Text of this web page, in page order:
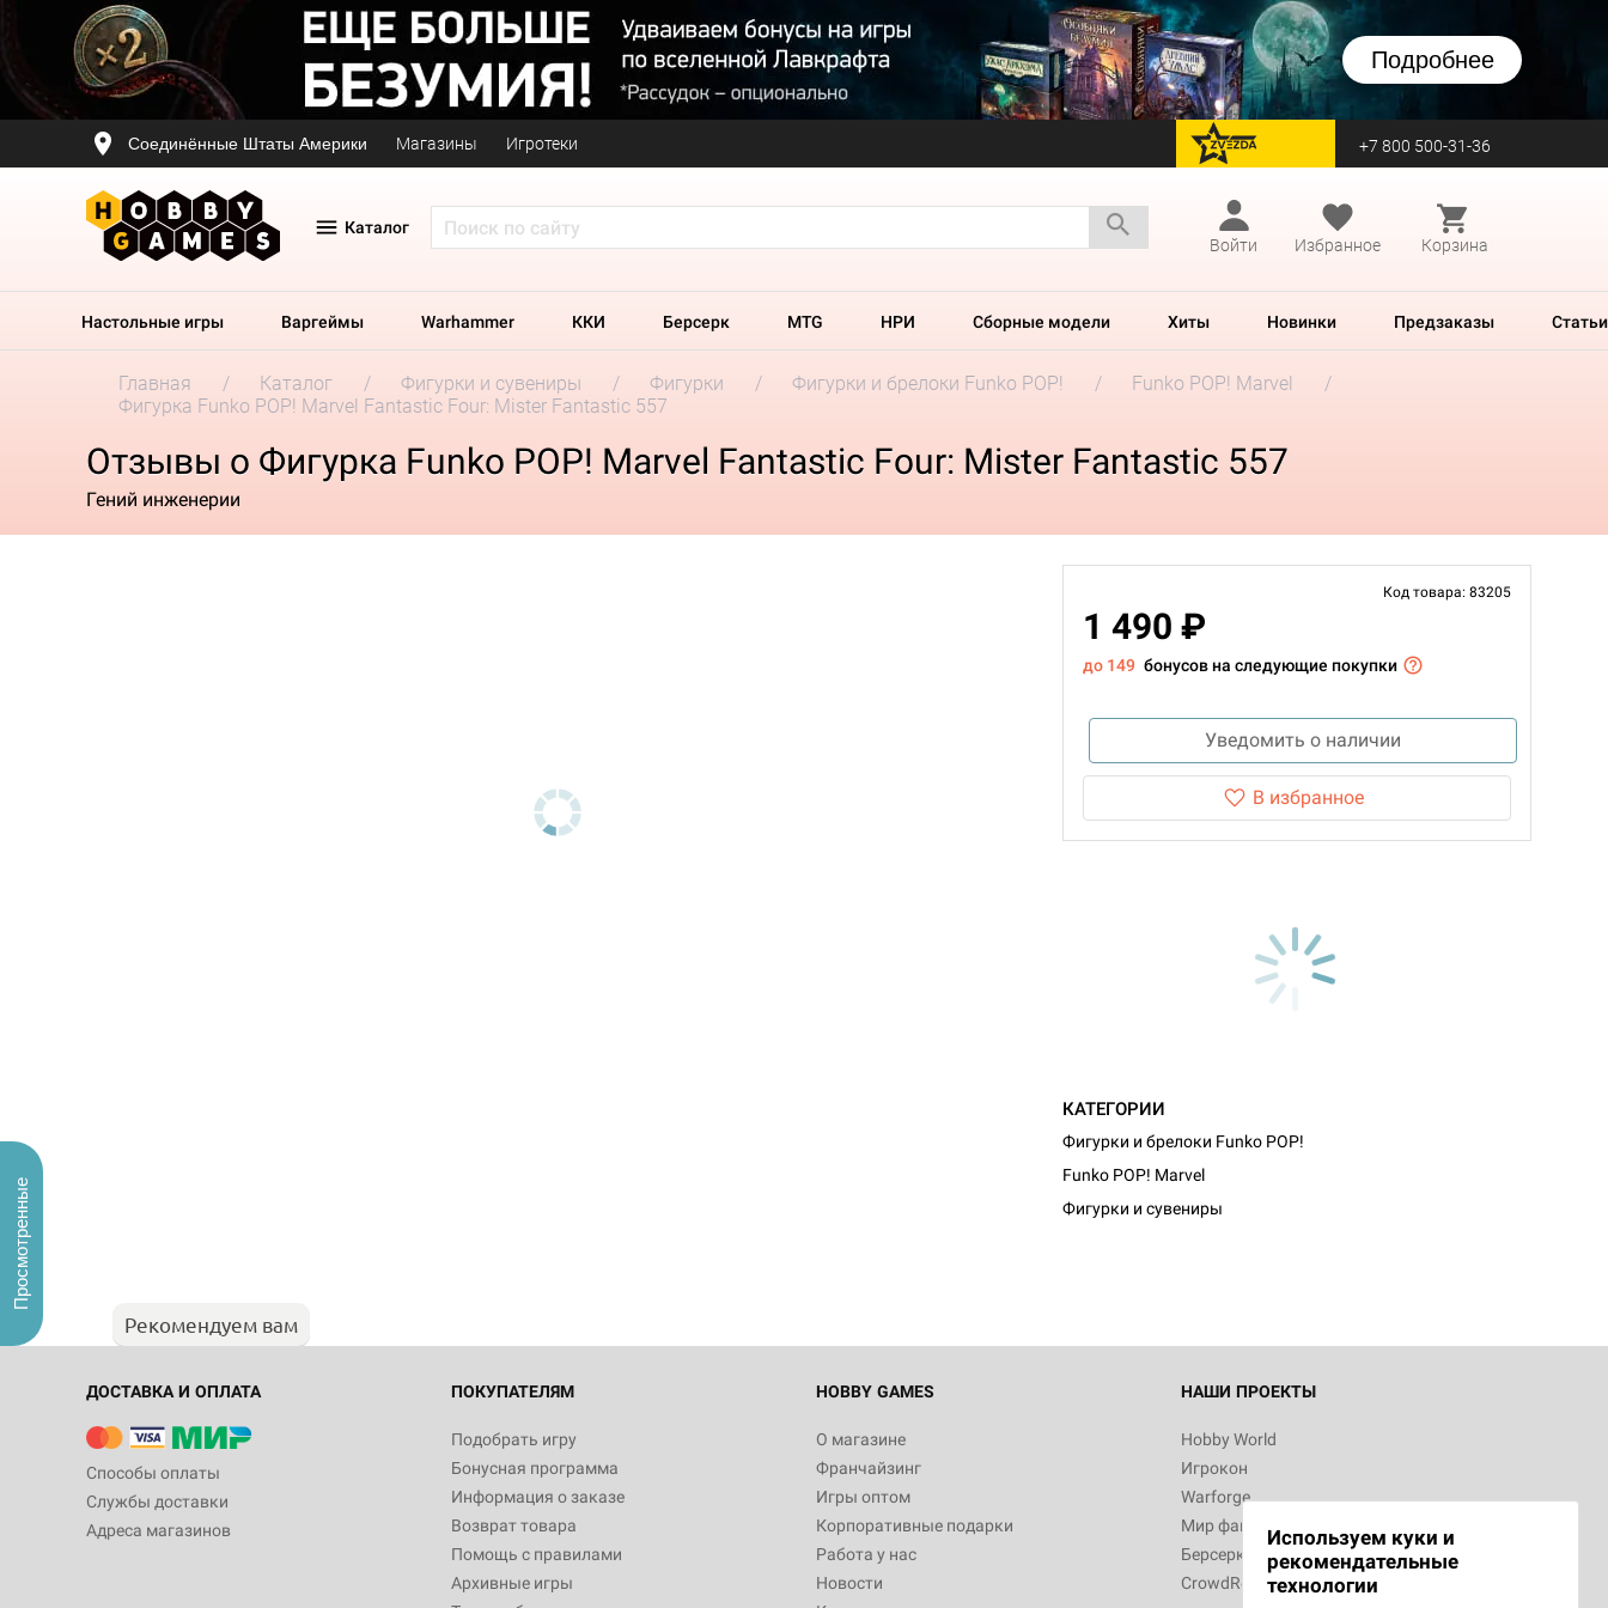
Подробнее
Соединённые Штаты Америки Магазины Игротеки перейти на Zvezda +7 800 500-31-36
Каталог
Войти
Избранное Корзина
Настольные игры Варгеймы Warhammer ККИ Берсерк MTG НРИ Сборные модели Хиты Новинки Предзаказы Статьи
Главная Каталог Фигурки и сувениры Фигурки Фигурки и брелоки Funko POP!
Funko POP! Marvel
Фигурка Funko POP! Marvel Fantastic Four: Mister Fantastic 557
Отзывы о Фигурка Funko POP! Marvel Fantastic Four: Mister Fantastic 557
Гений инженерии
Код товара: 83205
1 490 ₽
до 149 бонусов на следующие покупки
Уведомить о наличии
В избранное
КАТЕГОРИИ
Фигурки и брелоки Funko POP!
Funko POP! Marvel
Фигурки и сувениры
Рекомендуем вам
ДОСТАВКА И ОПЛАТА
Способы оплаты
Службы доставки
Адреса магазинов
ПОКУПАТЕЛЯМ
Подобрать игру
Бонусная программа
Информация о заказе
Возврат товара
Помощь с правилами
Архивные игры
HOBBY GAMES
О магазине
Франчайзинг
Игры оптом
Корпоративные подарки
Работа у нас
Новости
НАШИ ПРОЕКТЫ
Hobby World
Игрокон
Warforge
Мир фантастики
Берсерк
CrowdRepublic
Используем куки и
рекомендательные
технологии
Просмотренные
Настольная игра Hobby World Монстры
Белая смерть
12 990
Настольная игра Hobby World Берсерк.
3 490